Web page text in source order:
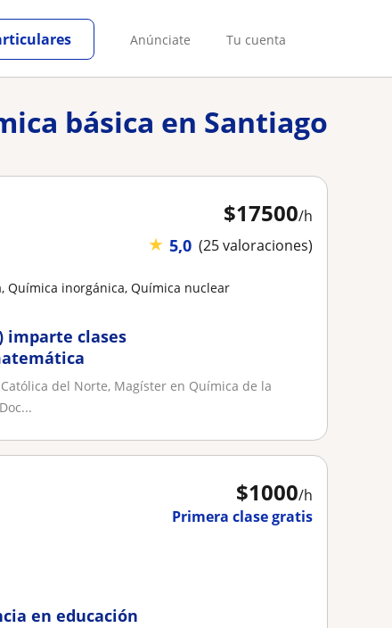
Anúnciate Tu cuenta
básica en Santiago
$17500/h
★ 5,0 (25 valoraciones)
Química inorgánica, Química nuclear
imparte clases
del Norte, Magíster en Química de la
$1000/h
Primera clase gratis
en educación